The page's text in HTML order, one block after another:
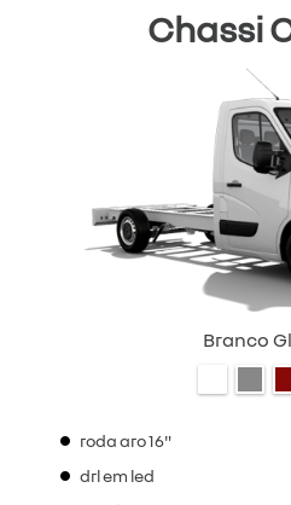
Chassi
Branco
roda aro 16"
drl em led